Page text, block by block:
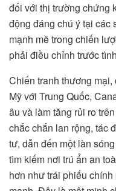
đối với thị trường chứng
động đáng chú ý tại các
mạnh mẽ trong chiến
phải điều chỉnh trước
Chiến tranh thương
Mỹ với Trung Quốc,
âu và làm tăng rủi ro
chắc chắn lan rộng, tác
tư, dẫn đến một làn
tìm kiếm nơi trú ẩn an
hơn như trái phiếu